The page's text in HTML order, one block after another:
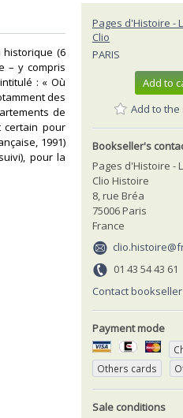
historique (6
– y compris
: « Où
des
de
certain pour
1991)
pour la
Pages d'Histoire -
Clio
PARIS
Add to
Add to the
Bookseller's
Pages d'Histoire -
Clio Histoire
8, rue Bréa
75006 Paris
France
01 43 54 43 61
Contact bookseller
Payment mode
Others cards
Sale conditions